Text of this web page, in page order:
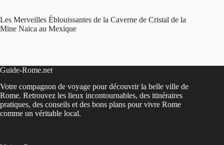
Les Merveilles Éblouissantes de la Caverne de Cristal de la
Mine Naica au Mexique
Guide-Rome.net
Votre compagnon de voyage pour découvrir la belle ville de
Rome. Retrouvez les lieux incontournables, des itinéraires
pratiques, des conseils et des bons plans pour vivre Rome
comme un véritable local.